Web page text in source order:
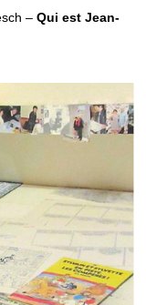
–Qui est Jean-